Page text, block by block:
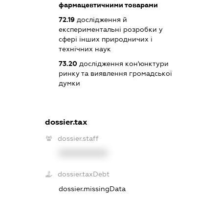
фармацевтичними товарами
72.19дослідження й
експериментальні розробки у
сфері інших природничих і
технічних наук
73.20дослідження кон'юнктури
ринку та виявлення громадської
думки
dossier.tax
dossier.staff
dossier.taxDebt
dossier.missingData